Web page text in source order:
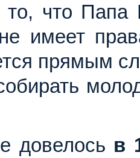
что Папа
имеет
прямым
довелось в